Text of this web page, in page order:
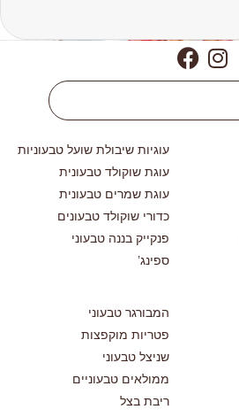
עוגיות שיבולת שועל טבעוניות
עוגת שוקולד טבעונית
עוגת שמרים טבעונית
כדורי שוקולד טבעונים
פנקייק בננה טבעוני
ספינג’
המבורגר טבעוני
פטריות מוקפצות
שניצל טבעוני
ממולאים טבעוניים
ריבת בצל